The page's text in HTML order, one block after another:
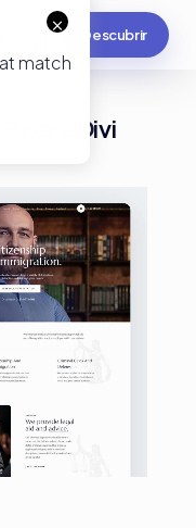
Descubrir
para Divi
×
match